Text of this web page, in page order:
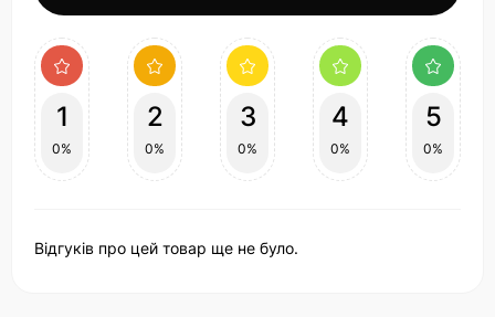
1
0%
2
0%
3
0%
4
0%
5
0%
Відгуків про цей товар ще не було.